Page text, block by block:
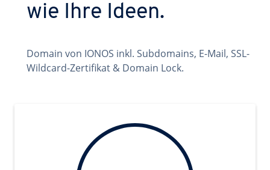
wie Ihre Ideen.
Domain von IONOS inkl. Subdomains, E-Mail, SSL-
Wildcard-Zertifikat & Domain Lock.